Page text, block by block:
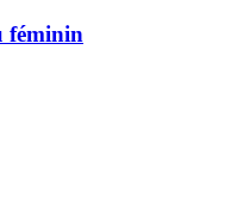
féminin